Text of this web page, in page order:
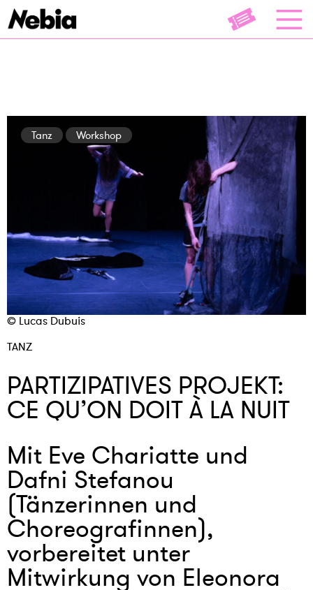
Tanz Workshop
© Lucas Dubuis
TANZ
PARTIZIPATIVES PROJEKT:
CE QU’ON DOIT À LA NUIT
Mit Eve Chariatte und
Dafni Stefanou
(Tänzerinnen und
Choreografinnen),
vorbereitet unter
Mitwirkung von Eleonora